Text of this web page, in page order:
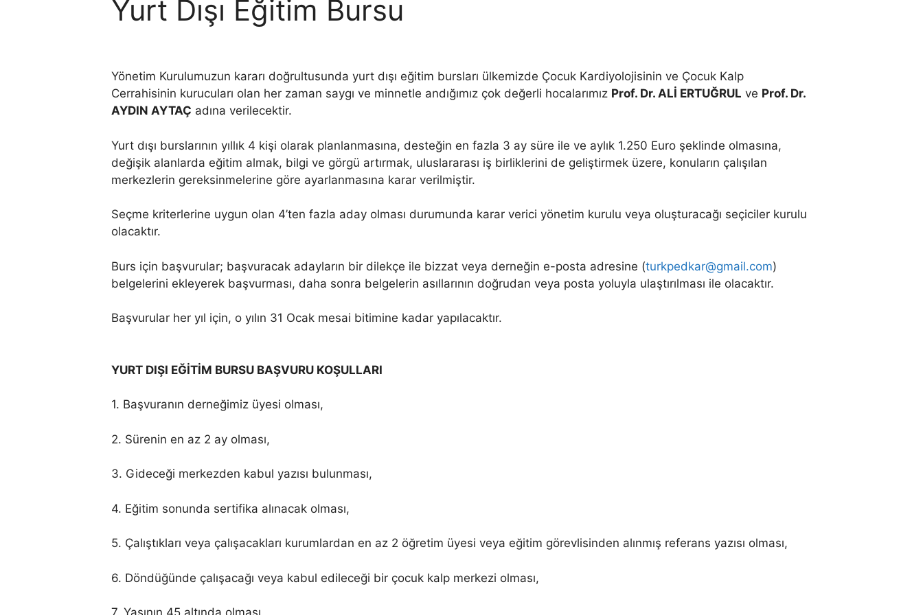
Yurt Dışı Eğitim Bursu
Yönetim Kurulumuzun kararı doğrultusunda yurt dışı eğitim bursları ülkemizde Çocuk Kardiyolojisinin ve Çocuk Kalp
Cerrahisinin kurucuları olan her zaman saygı ve minnetle andığımız çok değerli hocalarımız Prof. Dr. ALİ ERTUĞRUL ve Prof. Dr.
AYDIN AYTAÇ adına verilecektir.
Yurt dışı burslarının yıllık 4 kişi olarak planlanmasına, desteğin en fazla 3 ay süre ile ve aylık 1.250 Euro şeklinde olmasına,
değişik alanlarda eğitim almak, bilgi ve görgü artırmak, uluslararası iş birliklerini de geliştirmek üzere, konuların çalışılan
merkezlerin gereksinmelerine göre ayarlanmasına karar verilmiştir.
Seçme kriterlerine uygun olan 4’ten fazla aday olması durumunda karar verici yönetim kurulu veya oluşturacağı seçiciler kurulu
olacaktır.
Burs için başvurular; başvuracak adayların bir dilekçe ile bizzat veya derneğin e-posta adresine (turkpedkar@gmail.com)
belgelerini ekleyerek başvurması, daha sonra belgelerin asıllarının doğrudan veya posta yoluyla ulaştırılması ile olacaktır.
Başvurular her yıl için, o yılın 31 Ocak mesai bitimine kadar yapılacaktır.
YURT DIŞI EĞİTİM BURSU BAŞVURU KOŞULLARI
1. Başvuranın derneğimiz üyesi olması,
2. Sürenin en az 2 ay olması,
3. Gideceği merkezden kabul yazısı bulunması,
4. Eğitim sonunda sertifika alınacak olması,
5. Çalıştıkları veya çalışacakları kurumlardan en az 2 öğretim üyesi veya eğitim görevlisinden alınmış referans yazısı olması,
6. Döndüğünde çalışacağı veya kabul edileceği bir çocuk kalp merkezi olması,